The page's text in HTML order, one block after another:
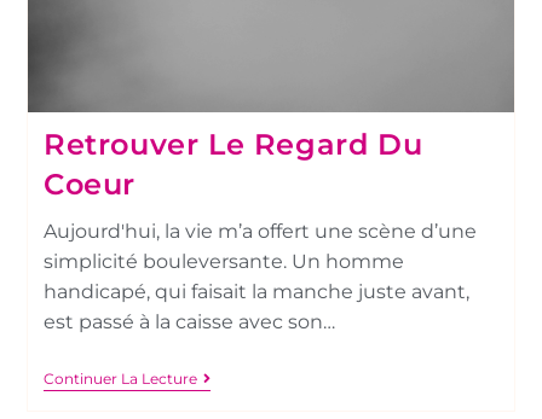
Retrouver Le Regard Du
Coeur
Aujourd'hui, la vie m’a offert une scène d’une
simplicité bouleversante. Un homme
handicapé, qui faisait la manche juste avant,
est passé à la caisse avec son…
Continuer La Lecture